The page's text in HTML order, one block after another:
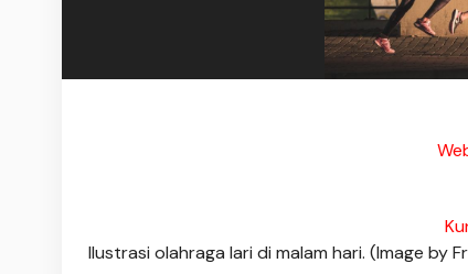
Ilustrasi olahraga lari di malam hari. (Image by